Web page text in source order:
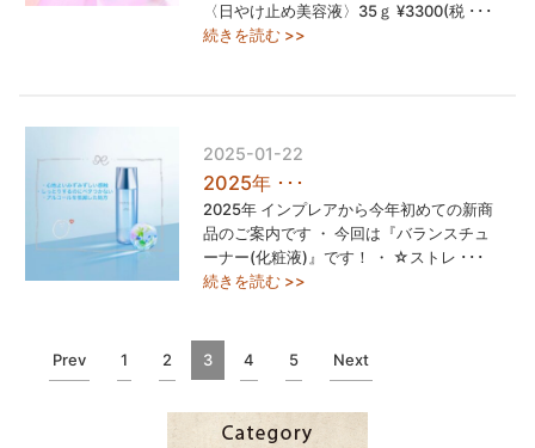
〈日やけ止め美容液〉35ｇ ¥3300(税 ･･･
続きを読む >>
2025-01-22
2025年 ･･･
2025年 インプレアから今年初めての新商
品のご案内です ・ 今回は『バランスチュ
ーナー(化粧液)』です！ ・ ☆ストレ ･･･
続きを読む >>
Prev 1 2 3 4 5 Next